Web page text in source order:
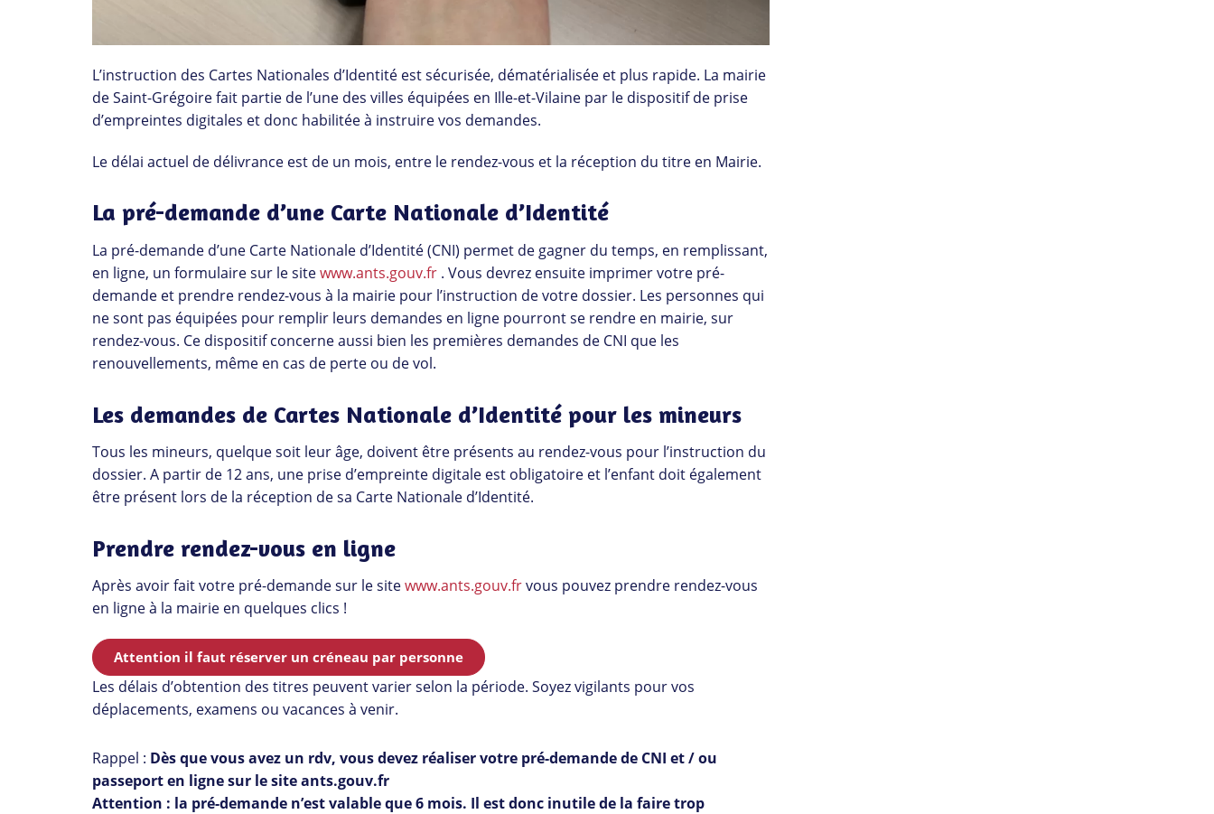
L’instruction des Cartes Nationales d’Identité est sécurisée, dématérialisée et plus rapide. La mairie
de Saint-Grégoire fait partie de l’une des villes équipées en Ille-et-Vilaine par le dispositif de prise
d’empreintes digitales et donc habilitée à instruire vos demandes.
Le délai actuel de délivrance est de un mois, entre le rendez-vous et la réception du titre en Mairie.
La pré-demande d’une Carte Nationale d’Identité
La pré-demande d’une Carte Nationale d’Identité (CNI) permet de gagner du temps, en remplissant,
en ligne, un formulaire sur le sitewww.ants.gouv.fr . Vous devrez ensuite imprimer votre pré-
demande et prendre rendez-vous à la mairie pour l’instruction de votre dossier. Les personnes qui
ne sont pas équipées pour remplir leurs demandes en ligne pourront se rendre en mairie, sur
rendez-vous. Ce dispositif concerne aussi bien les premières demandes de CNI que les
renouvellements, même en cas de perte ou de vol.
Les demandes de Cartes Nationale d’Identité pour les mineurs
Tous les mineurs, quelque soit leur âge, doivent être présents au rendez-vous pour l’instruction du
dossier. A partir de 12 ans, une prise d’empreinte digitale est obligatoire et l’enfant doit également
être présent lors de la réception de sa Carte Nationale d’Identité.
Prendre rendez-vous en ligne
Après avoir fait votre pré-demande sur le sitewww.ants.gouv.frvous pouvez prendre rendez-vous
en ligne à la mairie en quelques clics !
Attention il faut réserver un créneau par personne
Les délais d’obtention des titres peuvent varier selon la période. Soyez vigilants pour vos
déplacements, examens ou vacances à venir.
Rappel : Dès que vous avez un rdv, vous devez réaliser votre pré-demande de CNI et / ou
passeport en ligne sur le site ants.gouv.fr
Attention : la pré-demande n’est valable que 6 mois. Il est donc inutile de la faire trop